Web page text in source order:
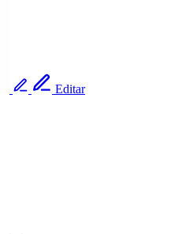
Editar